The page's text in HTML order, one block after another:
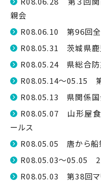
親会
R08.06.10 第96回
R08.05.31 茨城県鹿
R08.05.24 県総合防
R08.05.14～05.15
R08.05.13 県関係国
R08.05.07 山形屋食
ールス
R08.05.05 唐から船
R08.05.03～05.05
R08.05.03 第38回マ